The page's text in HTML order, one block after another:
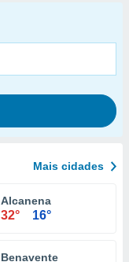
Mais cidades
Alcanena
32° 16°
Benavente